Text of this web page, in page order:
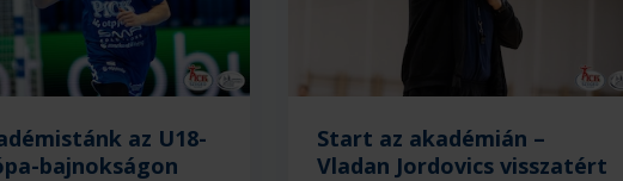
az U18-
bajnokságon
Start az akadémián –
Vladan Jordovics visszatért